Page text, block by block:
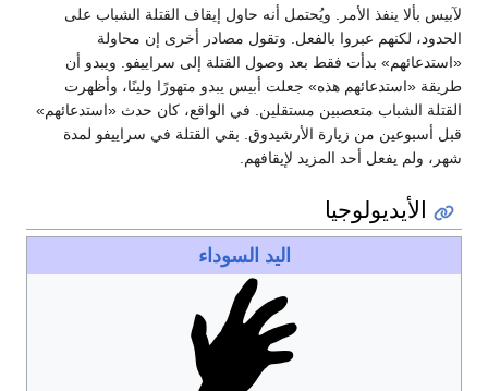
لآبيس بألا ينفذ الأمر. ويُحتمل أنه حاول إيقاف القتلة الشباب على
الحدود، لكنهم عبروا بالفعل. وتقول مصادر أخرى إن محاولة
«استدعائهم» بدأت فقط بعد وصول القتلة إلى سراييفو. ويبدو أن
طريقة «استدعائهم هذه» جعلت أبيس يبدو متهورًا ولينًا، وأظهرت
القتلة الشباب متعصبين مستقلين. في الواقع، كان حدث «استدعائهم»
قبل أسبوعين من زيارة الأرشيدوق. بقي القتلة في سراييفو لمدة
شهر، ولم يفعل أحد المزيد لإيقافهم.
الأيديولوجيا
اليد السوداء